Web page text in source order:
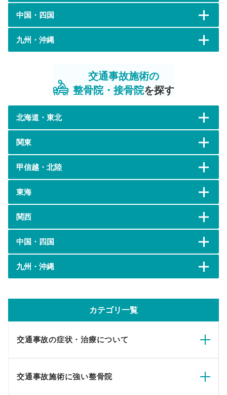
中国・四国
九州・沖縄
交通事故施術の
整骨院・接骨院を探す
北海道・東北
関東
甲信越・北陸
東海
関西
中国・四国
九州・沖縄
カテゴリ一覧
交通事故の症状・治療について
交通事故施術に強い整骨院